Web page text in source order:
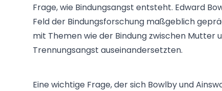
Frage, wie Bindungsangst entsteht. Edward
Feld der Bindungsforschung maßgeblich
mit Themen wie der Bindung zwischen Mutter
Trennungsangst auseinandersetzten.
Eine wichtige Frage, der sich Bowlby und